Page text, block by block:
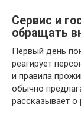
Сервис и
обращать
Первый день
реагирует
и правила
обычно
рассказывает о